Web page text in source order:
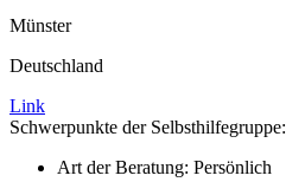
Münster
Deutschland
Link
Schwerpunkte der Selbsthilfegruppe:
Art der Beratung: Persönlich